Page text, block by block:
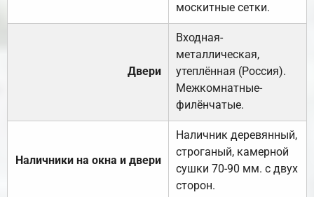
москитные сетки.
Двери
Входная-
металлическая,
утеплённая (Россия).
Межкомнатные-
филёнчатые.
Наличники на окна и двери
Наличник деревянный,
строганый, камерной
сушки 70-90 мм. с двух
сторон.